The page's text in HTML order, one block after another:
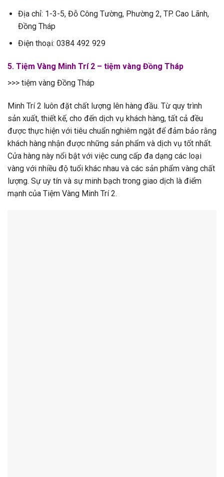
Địa chỉ: 1-3-5, Đỗ Công Tường, Phường 2, TP. Cao Lãnh,
Đồng Tháp
Điện thoại: 0384 492 929
5. Tiệm Vàng Minh Trí 2 – tiệm vàng Đồng Tháp
>>> tiệm vàng Đồng Tháp
Minh Trí 2 luôn đặt chất lượng lên hàng đầu. Từ quy trình
sản xuất, thiết kế, cho đến dịch vụ khách hàng, tất cả đều
được thực hiện với tiêu chuẩn nghiêm ngặt để đảm bảo rằng
khách hàng nhận được những sản phẩm và dịch vụ tốt nhất.
Cửa hàng này nổi bật với việc cung cấp đa dạng các loại
vàng với nhiều độ tuổi khác nhau và các sản phẩm vàng chất
lượng. Sự uy tín và sự minh bạch trong giao dịch là điểm
mạnh của Tiệm Vàng Minh Trí 2.